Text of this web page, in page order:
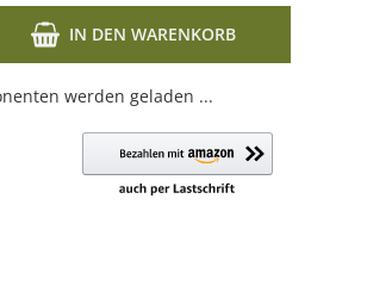
IN DEN WARENKORB
werden geladen ...